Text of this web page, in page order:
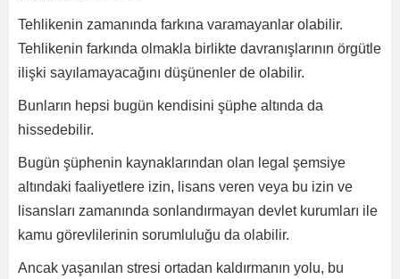
Tehlikenin zamanında farkına varamayanlar olabilir.
Tehlikenin farkında olmakla birlikte davranışlarının örgütle
ilişki sayılamayacağını düşünenler de olabilir.
Bunların hepsi bugün kendisini şüphe altında da
hissedebilir.
Bugün şüphenin kaynaklarından olan legal şemsiye
altındaki faaliyetlere izin, lisans veren veya bu izin ve
lisansları zamanında sonlandırmayan devlet kurumları ile
kamu görevlilerinin sorumluluğu da olabilir.
Ancak yaşanılan stresi ortadan kaldırmanın yolu, bu